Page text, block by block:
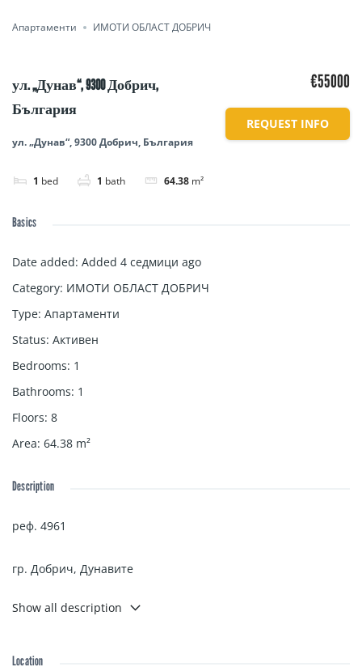
Апартаменти ИМОТИ ОБЛАСТ ДОБРИЧ
ул. „Дунав“, 9300 Добрич,
България
ул. „Дунав“, 9300 Добрич, България
1 bed 1 bath 64.38 m²
€55000
REQUEST INFO
Basics
Date added: Added 4 седмици ago
Category: ИМОТИ ОБЛАСТ ДОБРИЧ
Type: Апартаменти
Status: Активен
Bedrooms: 1
Bathrooms: 1
Floors: 8
Area: 64.38 m²
Description
реф. 4961
гр. Добрич, Дунавите
БАЛИК ЕСТЕЙТ предлага за продажба двустаен апартамент
Show all description
Location